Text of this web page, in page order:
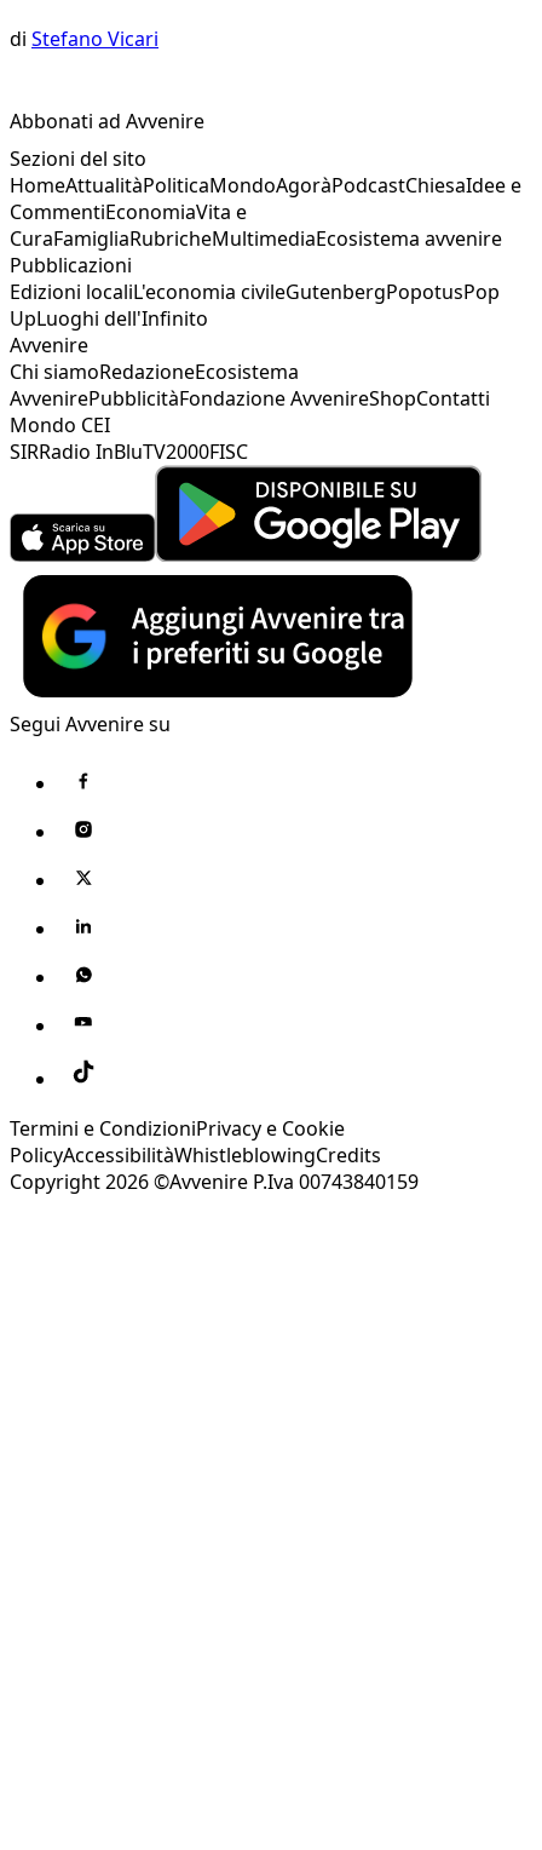
di Stefano Vicari
Abbonati ad Avvenire
Sezioni del sito
HomeAttualitàPoliticaMondoAgoràPodcastChiesaIdee e
CommentiEconomiaVita e
CuraFamigliaRubricheMultimediaEcosistema avvenire
Pubblicazioni
Edizioni localiL'economia civileGutenbergPopotusPop
UpLuoghi dell'Infinito
Avvenire
Chi siamoRedazioneEcosistema
AvvenirePubblicitàFondazione AvvenireShopContatti
Mondo CEI
SIRRadio InBluTV2000FISC
Segui Avvenire su
Termini e CondizioniPrivacy e Cookie
PolicyAccessibilitàWhistleblowingCredits
Copyright 2026 ©Avvenire P.Iva 00743840159